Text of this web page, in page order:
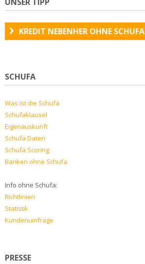
KREDIT NEBENHER OHNE SCHUFA
SCHUFA
Was ist die Schufa
Schufaklausel
Eigenauskunft
Schufa Daten
Schufa Scoring
Banken ohne Schufa
Info ohne Schufa:
Richtlinien
Statistik
Kundenumfrage
PRESSE